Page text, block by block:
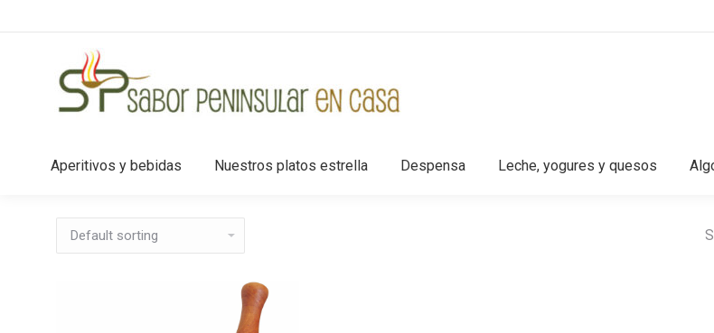
Aperitivos y bebidas Nuestros platos estrella Despensa Leche, yogures y quesos